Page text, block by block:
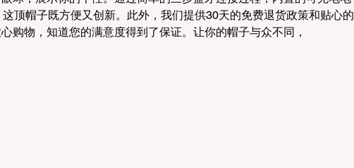
顶帽子既方便又创新。此外，我们提供30天的免费退货政策和贴心的
购物，知道您的满意度得到了保证。让你的帽子与众不同，